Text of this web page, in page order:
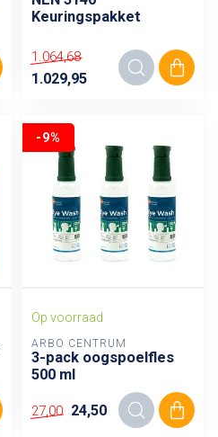
Keuringspakket
1.064,68
1.029,95
-9%
Op voorraad
ARBO CENTRUM
3-pack oogspoelfles
500 ml
27,00 24,50